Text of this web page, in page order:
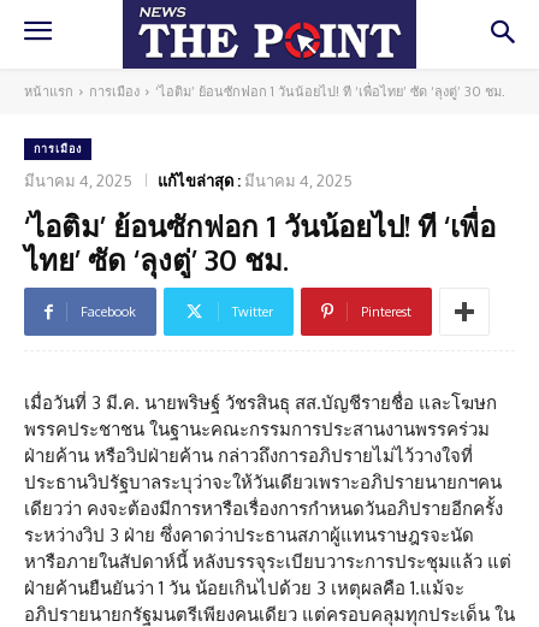
หน้าแรก การเมือง ‘ไอติม’ ย้อนซักฟอก 1 วันน้อยไป! ที ‘เพื่อไทย’ ซัด ‘ลุงตู่’ 30 ชม.
การเมือง
มีนาคม 4, 2025 แก้ไขล่าสุด : มีนาคม 4, 2025
‘ไอติม’ ย้อนซักฟอก 1 วันน้อยไป! ที ‘เพื่อ
ไทย’ ซัด ‘ลุงตู่’ 30 ชม.
Facebook Twitter Pinterest
เมื่อวันที่ 3 มี.ค. นายพริษฐ์ วัชรสินธุ​ สส.บัญชีรายชื่อ และโฆษก
พรรคประชาชน ในฐานะคณะกรรมการประสานงานพรรคร่วม
ฝ่ายค้าน หรือวิปฝ่ายค้าน กล่าวถึงการอภิปรายไม่ไว้วางใจ​ที่
ประธานวิปรัฐบาลระบุว่าจะให้วันเดียวเพราะอภิปรายนายกฯคน
เดียวว่า คงจะต้องมีการหารือเรื่องการกำหนดวันอภิปรายอีกครั้ง
ระหว่างวิป ​3 ฝ่าย ซึ่งคาดว่าประธานสภาผู้แทนราษฎรจะนัด
หารือภายในสัปดาห์นี้ หลังบรรจุระเบียบวาระการประชุมแล้ว​ แต่
ฝ่ายค้านยืนยันว่า 1 วัน น้อยเกินไปด้วย 3 เหตุผลคือ 1.แม้จะ
อภิปรายนายกรัฐมนตรีเพียงคนเดียว แต่ครอบคลุมทุกประเด็น ใน